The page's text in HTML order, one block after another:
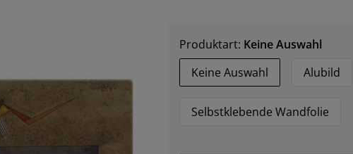
Produktart: Keine Auswahl
Keine Auswahl
Alubild
Selbstklebende Wandfolie